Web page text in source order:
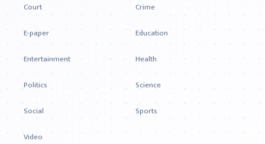
Court
Crime
E-paper
Education
Entertainment
Health
Politics
Science
Social
Sports
Video